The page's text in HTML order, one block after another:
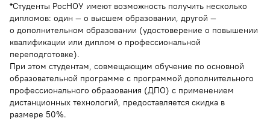
*Студенты РосНОУ имеют возможность получить несколько
дипломов: один — о высшем образовании, другой —
о дополнительном образовании (удостоверение о повышении
квалификации или диплом о профессиональной
переподготовке).
При этом студентам, совмещающим обучение по основной
образовательной программе с программой дополнительного
профессионального образования (ДПО) с применением
дистанционных технологий, предоставляется скидка в
размере 50%.